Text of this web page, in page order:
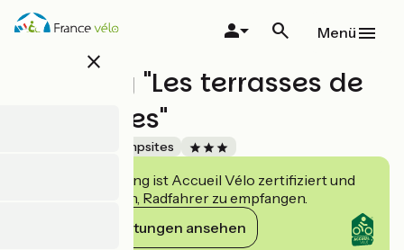
Direkt
zum
close
Menü
Camping "Les terrasses de
Rivarennes"
Campsites
Diese Einrichtung ist Accueil Vélo zertifiziert und
verpflichtet sich, Radfahrer zu empfangen.
Ihre Verpflichtungen ansehen